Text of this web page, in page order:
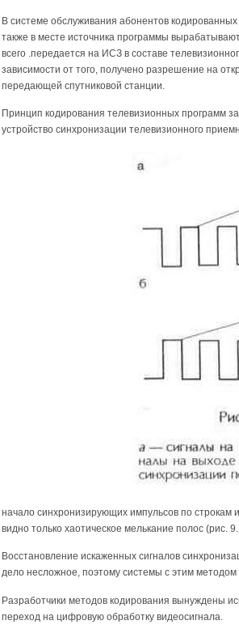
В системе обслуживания абонентов
также в месте источника программы
всего .передается на ИСЗ в составе
зависимости от того, получено разрешение на
передающей спутниковой станции.
Принцип кодирования телевизионных программ
устройство синхронизации телевизионного
начало синхронизирующих импульсов по строкам
видно только хаотическое мелькание полос (рис.
Восстановление искаженных сигналов
дело несложное, поэтому системы с этим
Разработчики методов кодирования вынуждены
переход на цифровую обработку видеосигнала.